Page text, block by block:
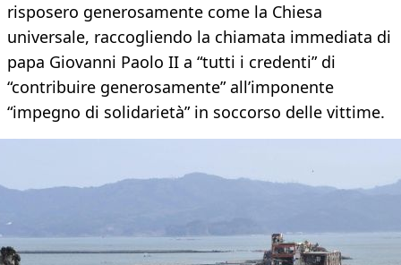
risposero generosamente come la Chiesa
universale, raccogliendo la chiamata immediata di
papa Giovanni Paolo II a “tutti i credenti” di
“contribuire generosamente” all’imponente
“impegno di solidarietà” in soccorso delle vittime.